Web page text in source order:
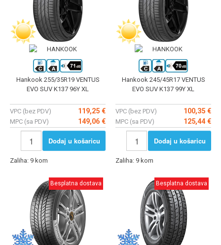
Hankook 255/35R19 VENTUS
EVO SUV K137 96Y XL
VPC (bez PDV) 119,25 €
MPC (sa PDV) 149,06 €
Dodaj u košaricu
Zaliha: 9 kom
Hankook 245/45R17 VENTUS
EVO SUV K137 99Y XL
VPC (bez PDV) 100,35 €
MPC (sa PDV) 125,44 €
Dodaj u košaricu
Zaliha: 9 kom
Besplatna dostava Besplatna dostava